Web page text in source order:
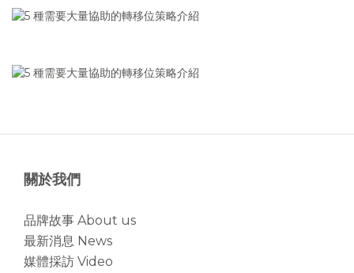
關於我們
品牌故事 About us
最新消息 News
媒體採訪 Video